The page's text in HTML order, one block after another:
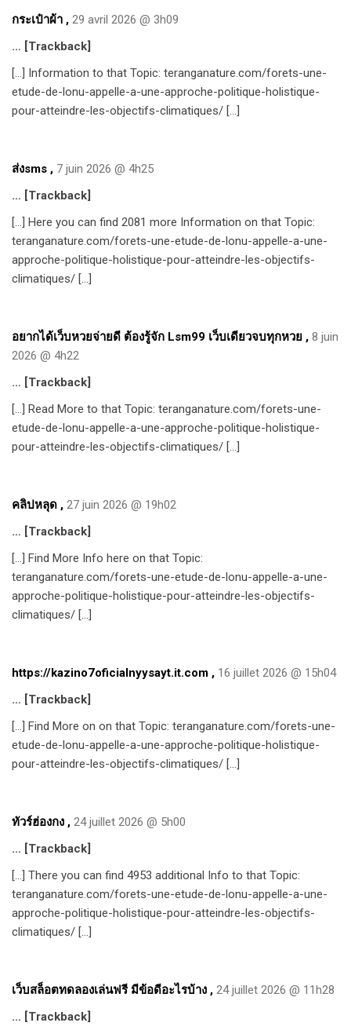
กระเป๋าผ้า , 29 avril 2026 @ 3h09
… [Trackback]
[…] Information to that Topic: teranganature.com/forets-une-
etude-de-lonu-appelle-a-une-approche-politique-holistique-
pour-atteindre-les-objectifs-climatiques/ […]
ส่งsms , 7 juin 2026 @ 4h25
… [Trackback]
[…] Here you can find 2081 more Information on that Topic:
teranganature.com/forets-une-etude-de-lonu-appelle-a-une-
approche-politique-holistique-pour-atteindre-les-objectifs-
climatiques/ […]
อยากได้เว็บหวยจ่ายดี ต้องรู้จัก Lsm99 เว็บเดียวจบทุกหวย , 8 juin
2026 @ 4h22
… [Trackback]
[…] Read More to that Topic: teranganature.com/forets-une-
etude-de-lonu-appelle-a-une-approche-politique-holistique-
pour-atteindre-les-objectifs-climatiques/ […]
คลิปหลุด , 27 juin 2026 @ 19h02
… [Trackback]
[…] Find More Info here on that Topic:
teranganature.com/forets-une-etude-de-lonu-appelle-a-une-
approche-politique-holistique-pour-atteindre-les-objectifs-
climatiques/ […]
https://kazino7oficialnyysayt.it.com , 16 juillet 2026 @ 15h04
… [Trackback]
[…] Find More on on that Topic: teranganature.com/forets-une-
etude-de-lonu-appelle-a-une-approche-politique-holistique-
pour-atteindre-les-objectifs-climatiques/ […]
ทัวร์ฮ่องกง , 24 juillet 2026 @ 5h00
… [Trackback]
[…] There you can find 4953 additional Info to that Topic:
teranganature.com/forets-une-etude-de-lonu-appelle-a-une-
approche-politique-holistique-pour-atteindre-les-objectifs-
climatiques/ […]
เว็บสล็อตทดลองเล่นฟรี มีข้อดีอะไรบ้าง , 24 juillet 2026 @ 11h28
… [Trackback]